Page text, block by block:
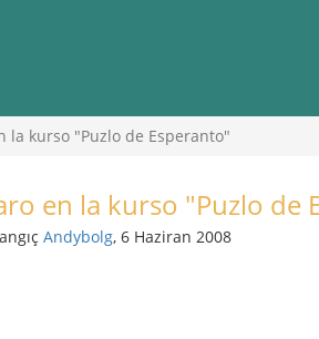
la kurso "Puzlo de Esperanto"
en la kurso "Puzlo de
Andybolg, 6 Haziran 2008